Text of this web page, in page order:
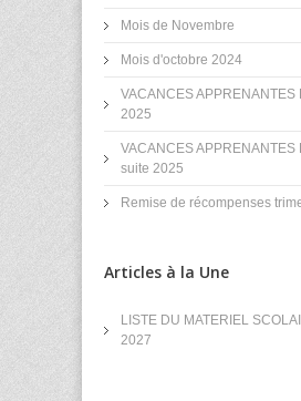
Mois de Novembre
Mois d'octobre 2024
VACANCES APPRENANTES
2025
VACANCES APPRENANTES
suite 2025
Remise de récompenses
Articles à la Une
LISTE DU MATERIEL
2027